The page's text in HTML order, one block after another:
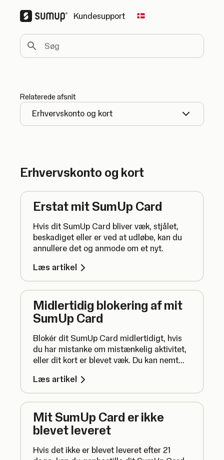
Kundesupport Change country
Søg
Relaterede afsnit
Erhvervskonto og kort
Erhvervskonto og kort
Erstat mit SumUp Card
Hvis dit SumUp Card bliver væk, stjålet,
beskadiget eller er ved at udløbe, kan du
annullere det og anmode om et nyt.
Læs artikel
Midlertidig blokering af mit
SumUp Card
Blokér dit SumUp Card midlertidigt, hvis
du har mistanke om mistænkelig aktivitet,
eller dit kort er blevet væk. Du kan nemt
Læs artikel
Mit SumUp Card er ikke
blevet leveret
Hvis det ikke er blevet leveret efter 21